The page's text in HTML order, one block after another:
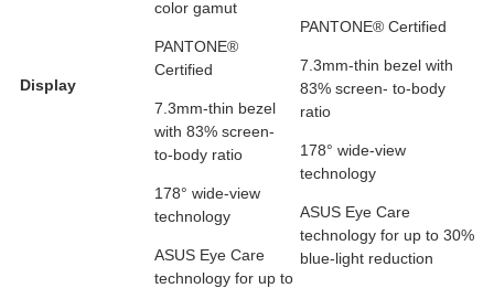
Display
color gamut
PANTONE®
Certified
7.3mm-thin bezel
with 83% screen-
to-body ratio
178° wide-view
technology
ASUS Eye Care
technology for up to
PANTONE® Certified
7.3mm-thin bezel with
83% screen- to-body
ratio
178° wide-view
technology
ASUS Eye Care
technology for up to 30%
blue-light reduction